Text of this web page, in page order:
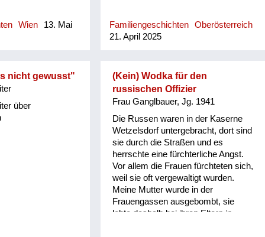
Wien
13. Mai
werden die Leute sagen! Bald darauf
mussten wir eine Flüchtlingsfamilie
nicht das, was meine Großmutter
wollte; die Amerikaner hatten noch
einen gewissen Status verliehen.
einen Spielkameraden hatte,
während meine Großmutter sich
bald mit der Frau dieser
Flüchtlingsfamilie verfeindet hat.
Meine Großmutter hat immer
gesagt: Sie Znaimer Gurkn! Znaim
war ja eine Gemüsezucht Gegend.
Und die Frau aus Südmähren hat
Familiengeschichten
Oberösterreich
21. April 2025
nicht gewusst"
über
(Kein) Wodka für den
russischen Offizier
Frau Ganglbauer, Jg. 1941
Die Russen waren in der Kaserne
Wetzelsdorf untergebracht, dort sind
sie durch die Straßen und es
herrschte eine fürchterliche Angst.
Vor allem die Frauen fürchteten sich,
weil sie oft vergewaltigt wurden.
Meine Mutter wurde in der
Frauengassen ausgebombt, sie
lebte deshalb bei ihren Eltern in